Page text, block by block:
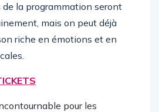
de la programmation seront
mais on peut déjà
riche en émotions et en
pour les